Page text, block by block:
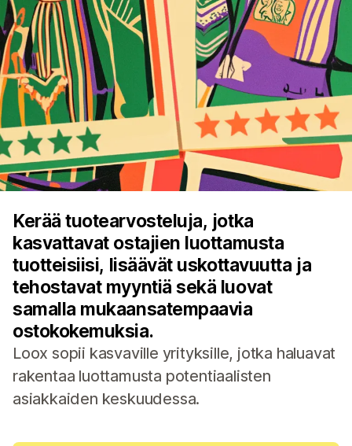
Kerää tuotearvosteluja, jotka
kasvattavat ostajien luottamusta
tuotteisiisi, lisäävät uskottavuutta ja
tehostavat myyntiä sekä luovat
samalla mukaansatempaavia
ostokokemuksia.
Loox sopii kasvaville yrityksille, jotka haluavat
rakentaa luottamusta potentiaalisten
asiakkaiden keskuudessa.